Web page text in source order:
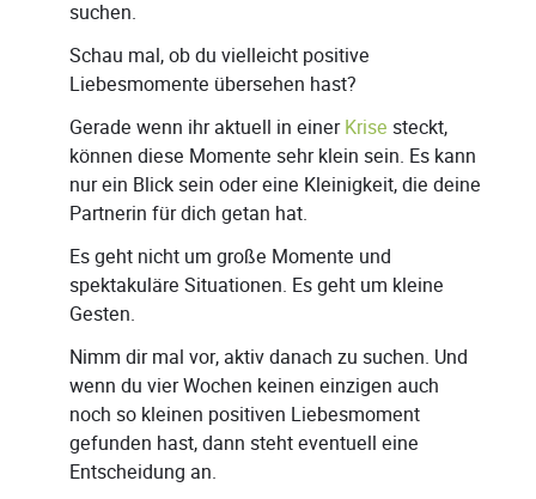
suchen.
Schau mal, ob du vielleicht positive
Liebesmomente übersehen hast?
Gerade wenn ihr aktuell in einerKrise steckt,
können diese Momente sehr klein sein. Es kann
nur ein Blick sein oder eine Kleinigkeit, die deine
Partnerin für dich getan hat.
Es geht nicht um große Momente und
spektakuläre Situationen. Es geht um kleine
Gesten.
Nimm dir mal vor, aktiv danach zu suchen. Und
wenn du vier Wochen keinen einzigen auch
noch so kleinen positiven Liebesmoment
gefunden hast, dann steht eventuell eine
Entscheidung an.